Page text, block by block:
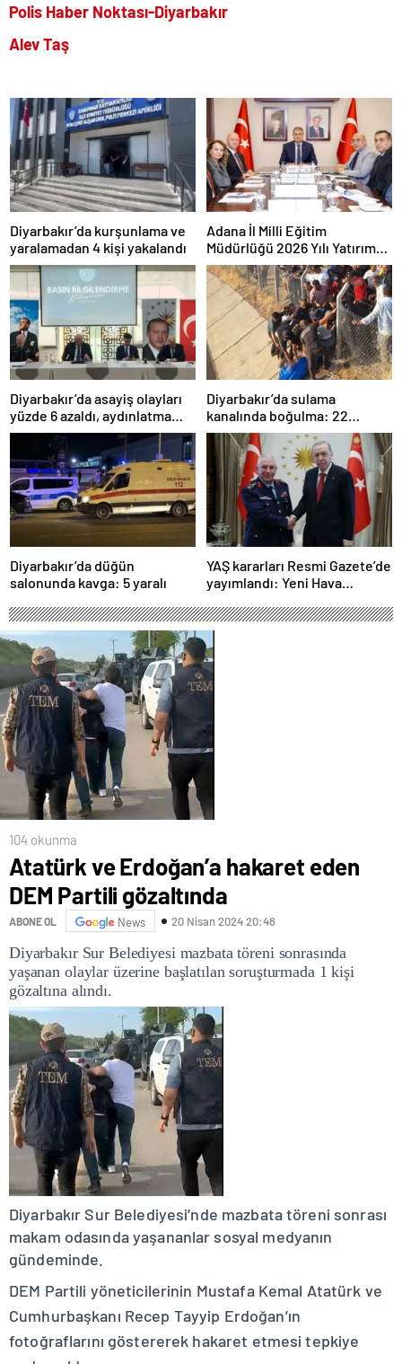
Polis Haber Noktası-Diyarbakır
Alev Taş
Diyarbakır’da kurşunlama ve
yaralamadan 4 kişi yakalandı
Adana İl Milli Eğitim
Müdürlüğü 2026 Yılı Yatırım
Programı değerlendirildi
Diyarbakır’da asayiş olayları
yüzde 6 azaldı, aydınlatma
oranı yüzde 98’e yükseldi
Diyarbakır’da sulama
kanalında boğulma: 22
yaşındaki genç hayatını
kaybetti
Diyarbakır’da düğün
salonunda kavga: 5 yaralı
YAŞ kararları Resmi Gazete’de
yayımlandı: Yeni Hava
Orgeneral Rafet Dalkıran
104 okunma
Atatürk ve Erdoğan’a hakaret eden
DEM Partili gözaltında
ABONE OL News 20 Nisan 2024 20:48
Diyarbakır Sur Belediyesi mazbata töreni sonrasında
yaşanan olaylar üzerine başlatılan soruşturmada 1 kişi
gözaltına alındı.
Diyarbakır Sur Belediyesi’nde mazbata töreni sonrası
makam odasında yaşananlar sosyal medyanın
gündeminde.
DEM Partili yöneticilerinin Mustafa Kemal Atatürk ve
Cumhurbaşkanı Recep Tayyip Erdoğan’ın
fotoğraflarını göstererek hakaret etmesi tepkiye